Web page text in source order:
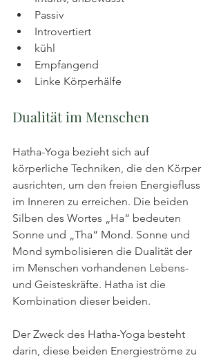
Passiv
Introvertiert
kühl
Empfangend
Linke Körperhälfe
Dualität im Menschen
Hatha-Yoga bezieht sich auf
körperliche Techniken, die den Körper
ausrichten, um den freien Energiefluss
im Inneren zu erreichen. Die beiden
Silben des Wortes „Ha“ bedeuten
Sonne und „Tha“ Mond. Sonne und
Mond symbolisieren die Dualität der
im Menschen vorhandenen Lebens-
und Geisteskräfte. Hatha ist die
Kombination dieser beiden.
Der Zweck des Hatha-Yoga besteht
darin, diese beiden Energieströme zu